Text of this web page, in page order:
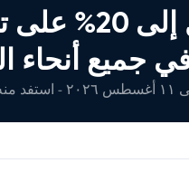
خصم يصل إلى 20%
جميع أنحاء